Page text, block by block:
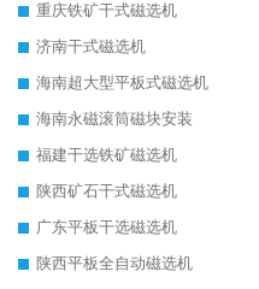
重庆铁矿干式磁选机
济南干式磁选机
海南超大型平板式磁选机
海南永磁滚筒磁块安装
福建干选铁矿磁选机
陕西矿石干式磁选机
广东平板干选磁选机
陕西平板全自动磁选机